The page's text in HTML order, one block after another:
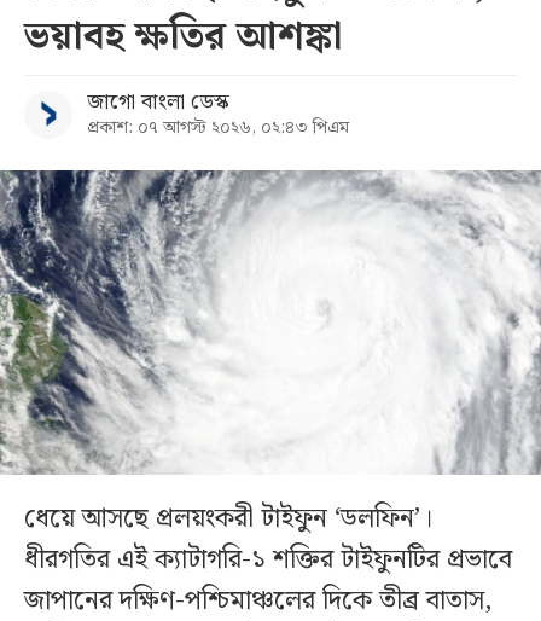
ভয়াবহ ক্ষতির আশঙ্কা
জাগো বাংলা ডেস্ক
প্রকাশ: ০৭ আগস্ট ২০২৬, ০২:৪৩ পিএম
ধেয়ে আসছে প্রলয়ংকরী টাইফুন ‌‘ডলফিন’।
ধীরগতির এই ক্যাটাগরি-১ শক্তির টাইফুনটির প্রভাবে
জাপানের দক্ষিণ-পশ্চিমাঞ্চলের দিকে তীব্র বাতাস,